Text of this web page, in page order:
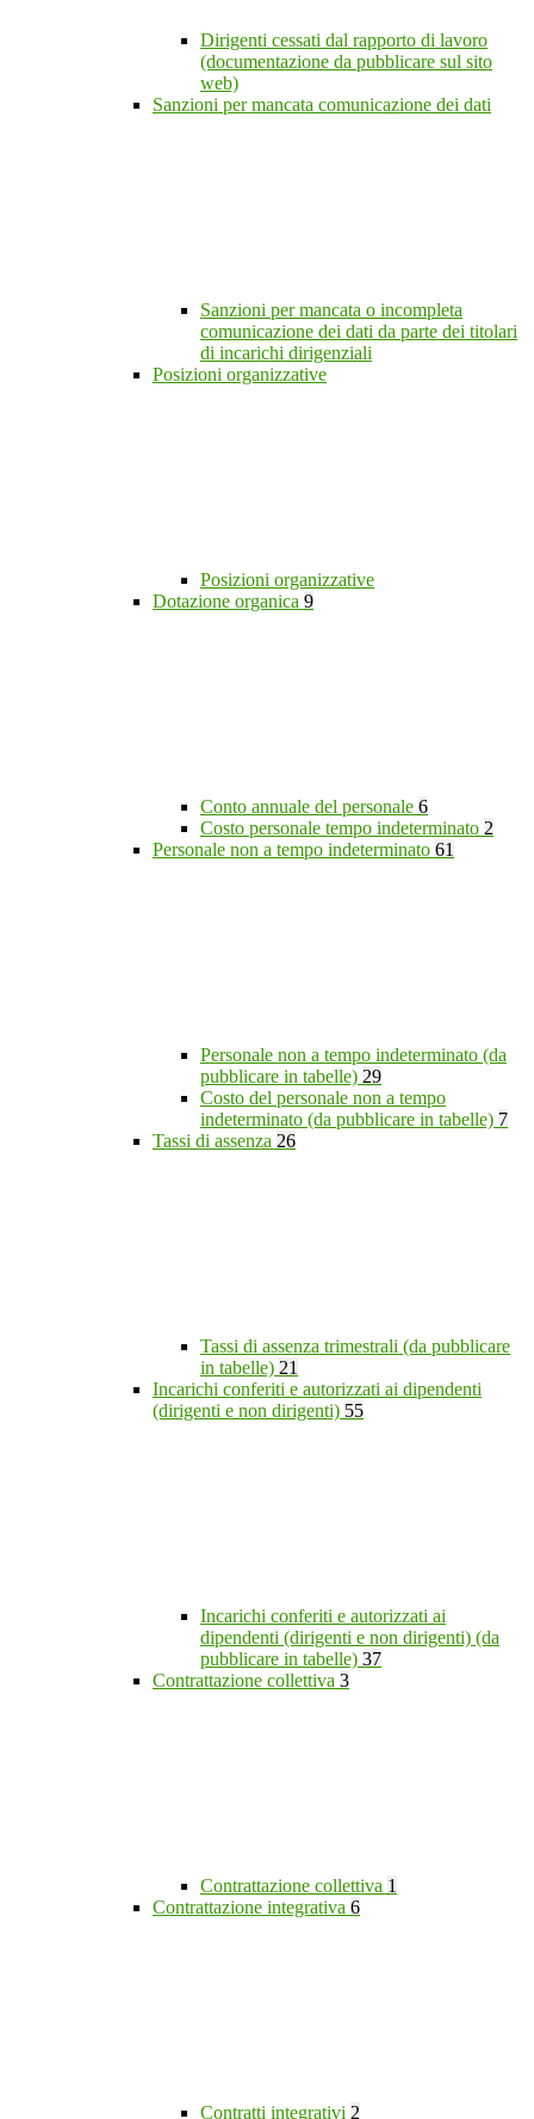
Dirigenti cessati dal rapporto di lavoro
(documentazione da pubblicare sul sito
web)
Sanzioni per mancata comunicazione dei dati
Sanzioni per mancata o incompleta
comunicazione dei dati da parte dei titolari
di incarichi dirigenziali
Posizioni organizzative
Posizioni organizzative
Dotazione organica 9
Conto annuale del personale 6
Costo personale tempo indeterminato 2
Personale non a tempo indeterminato 61
Personale non a tempo indeterminato (da
pubblicare in tabelle) 29
Costo del personale non a tempo
indeterminato (da pubblicare in tabelle) 7
Tassi di assenza 26
Tassi di assenza trimestrali (da pubblicare
in tabelle) 21
Incarichi conferiti e autorizzati ai dipendenti
(dirigenti e non dirigenti) 55
Incarichi conferiti e autorizzati ai
dipendenti (dirigenti e non dirigenti) (da
pubblicare in tabelle) 37
Contrattazione collettiva 3
Contrattazione collettiva 1
Contrattazione integrativa 6
Contratti integrativi 2